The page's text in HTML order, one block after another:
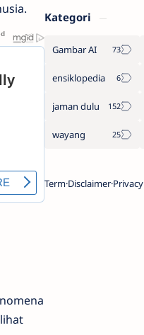
Kategori
Gambar AI
ensiklopedia
jaman dulu
wayang
TermDisclaimerPrivacy